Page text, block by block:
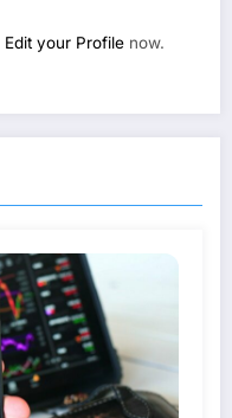
Edit your Profile now.